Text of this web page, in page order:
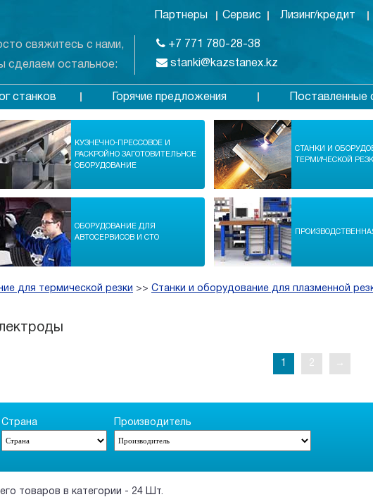
свяжитесь с нами,
сделаем остальное:
Партнеры Сервис Лизинг/кредит
+7 771 780-28-38
stanki@kazstanex.kz
станков Горячие предложения Поставленные
КУЗНЕЧНО-ПРЕССОВОЕ И
РАСКРОЙНО ЗАГОТОВИТЕЛЬНОЕ
ОБОРУДОВАНИЕ
СТАНКИ И
ТЕРМИЧЕСКОЙ
ОБОРУДОВАНИЕ ДЛЯ
АВТОСЕРВИСОВ И СТО
для термической резки >> Станки и оборудование для плазменной
1 2 →
Страна Производитель
товаров в категории - 24 Шт.